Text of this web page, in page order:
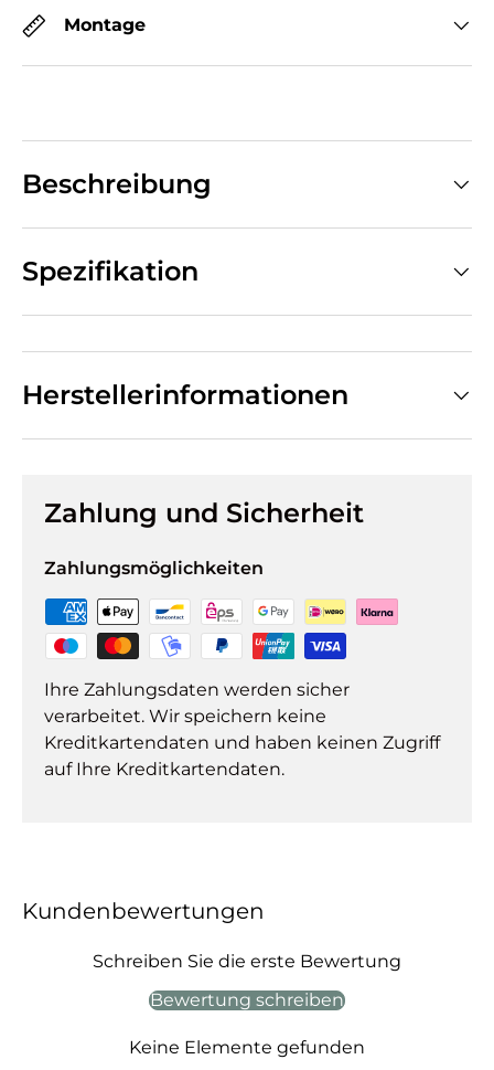
Montage
Beschreibung
Spezifikation
Herstellerinformationen
Zahlung und Sicherheit
Zahlungsmöglichkeiten
Ihre Zahlungsdaten werden sicher
verarbeitet. Wir speichern keine
Kreditkartendaten und haben keinen Zugriff
auf Ihre Kreditkartendaten.
Kundenbewertungen
Schreiben Sie die erste Bewertung
Bewertung schreiben
Keine Elemente gefunden